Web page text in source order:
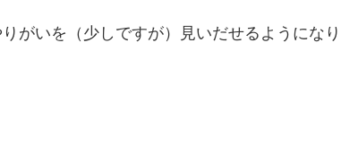
がいを（少しですが）見いだせるようになり